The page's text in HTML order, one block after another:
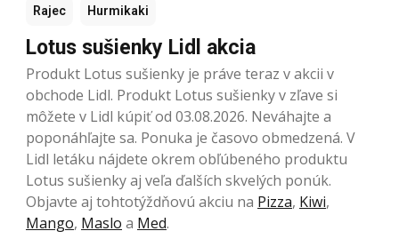
Rajec Hurmikaki
Lotus sušienky Lidl akcia
Produkt Lotus sušienky je práve teraz v akcii v
obchode Lidl. Produkt Lotus sušienky v zľave si
môžete v Lidl kúpiť od 03.08.2026. Neváhajte a
poponáhľajte sa. Ponuka je časovo obmedzená. V
Lidl letáku nájdete okrem obľúbeného produktu
Lotus sušienky aj veľa ďalších skvelých ponúk.
Objavte aj tohtotýždňovú akciu na Pizza, Kiwi,
Mango, Maslo a Med.